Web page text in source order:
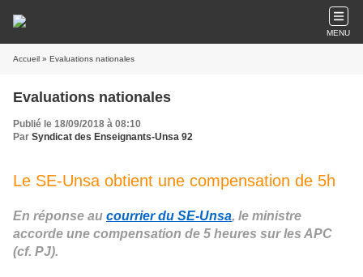
MENU
Accueil » Evaluations nationales
Evaluations nationales
Publié le 18/09/2018 à 08:10
Par Syndicat des Enseignants-Unsa 92
Le SE-Unsa obtient une compensation de 5h
En réponse au courrier du SE-Unsa, le ministre
accorde une compensation de 5 heures sur les APC
(cf. PJ).